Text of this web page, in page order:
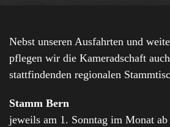
Nebst unseren Ausfahrten und
pflegen wir die Kameradschaft
stattfindenden regionalen
Stamm Bern
jeweils am 1. Sonntag im Monat